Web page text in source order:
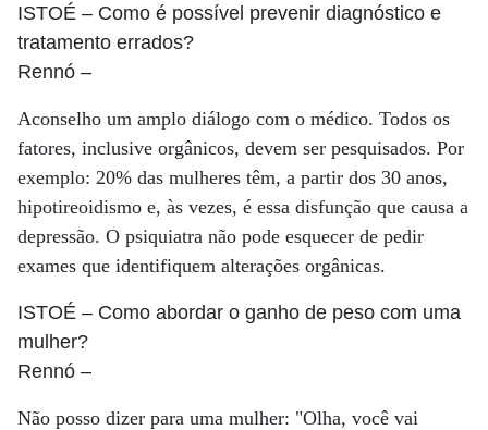
ISTOÉ – Como é possível prevenir diagnóstico e
tratamento errados?
Rennó –
Aconselho um amplo diálogo com o médico. Todos os
fatores, inclusive orgânicos, devem ser pesquisados. Por
exemplo: 20% das mulheres têm, a partir dos 30 anos,
hipotireoidismo e, às vezes, é essa disfunção que causa a
depressão. O psiquiatra não pode esquecer de pedir
exames que identifiquem alterações orgânicas.
ISTOÉ – Como abordar o ganho de peso com uma
mulher?
Rennó –
Não posso dizer para uma mulher: "Olha, você vai